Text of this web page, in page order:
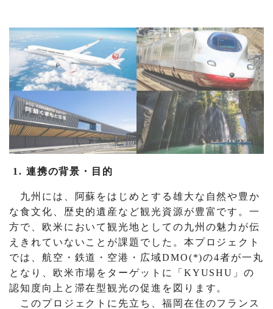
1. 連携の背景・目的
九州には、阿蘇をはじめとする雄大な自然や豊か
な食文化、歴史的遺産など観光資源が豊富です。一
方で、欧米において観光地としての九州の魅力が伝
えきれていないことが課題でした。本プロジェクト
では、航空・鉄道・空港・広域DMO(*)の4者が一丸
となり、欧米市場をターゲットに「KYUSHU」の
認知度向上と滞在型観光の促進を図ります。
このプロジェクトに先立ち、福岡在住のフランス